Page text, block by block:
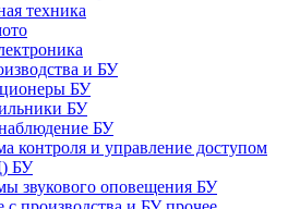
техника
и БУ
БУ
БУ
БУ
контроля и управление доступом
БУ
звукового оповещения БУ